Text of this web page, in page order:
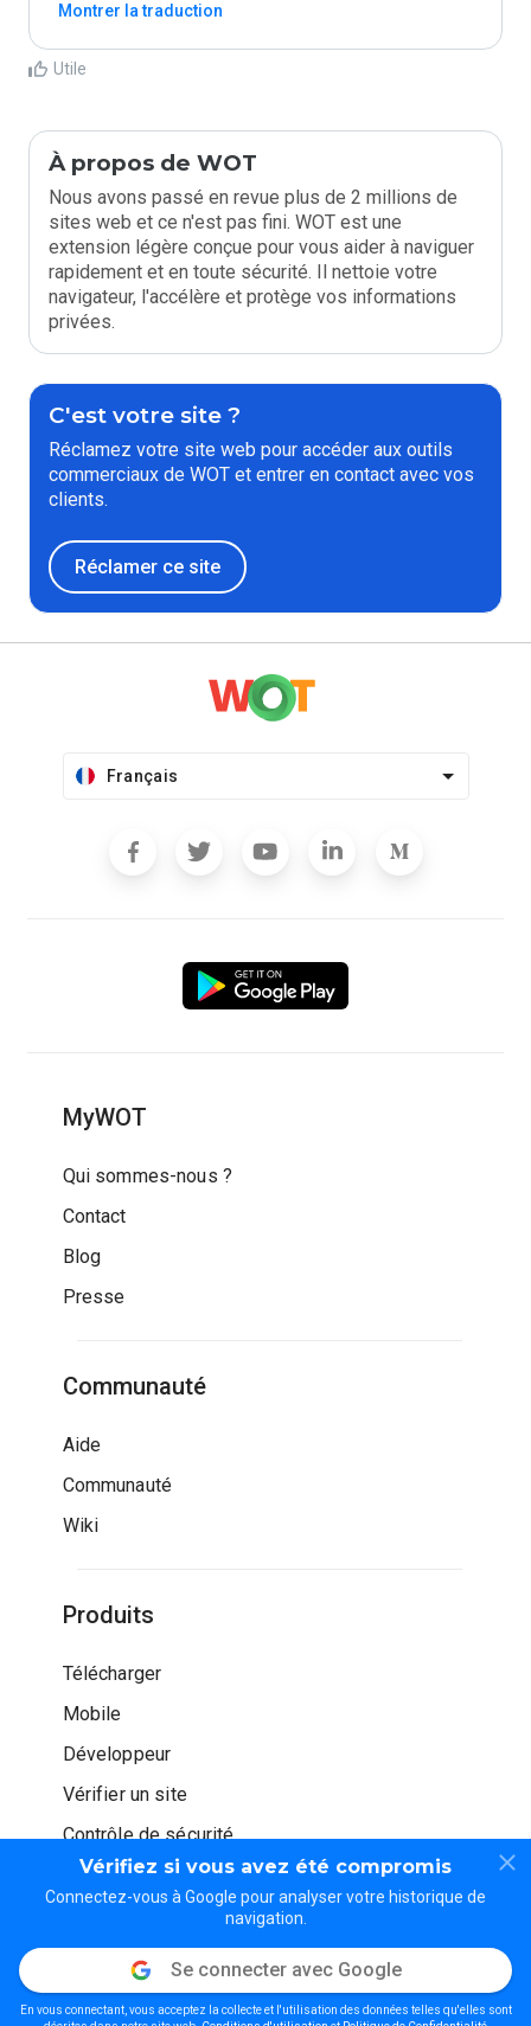
Montrer la traduction
Utile
Vérifiez si vous avez été compromis
Connectez-vous à Google pour analyser votre historique de
navigation.
Se connecter avec Google
En vous connectant, vous acceptez la collecte et l'utilisation des données telles qu'elles sont
À propos de WOT
Nous avons passé en revue plus de 2 millions de
sites web et ce n'est pas fini. WOT est une
extension légère conçue pour vous aider à naviguer
rapidement et en toute sécurité. Il nettoie votre
navigateur, l'accélère et protège vos informations
privées.
C'est votre site ?
Réclamez votre site web pour accéder aux outils
commerciaux de WOT et entrer en contact avec vos
clients.
Réclamer ce site
Français
MyWOT
Qui sommes-nous ?
Contact
Blog
Presse
Communauté
Aide
Communauté
Wiki
Produits
Télécharger
Mobile
Développeur
Vérifier un site
Contrôle de sécurité
© WOT Services LP. Tous droits réservés